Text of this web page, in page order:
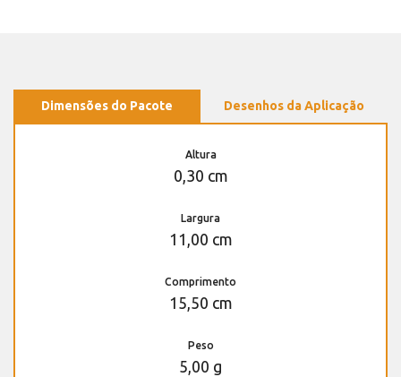
Dimensões do Pacote Desenhos da Aplicação
Altura
0,30 cm
Largura
11,00 cm
Comprimento
15,50 cm
Peso
5,00 g